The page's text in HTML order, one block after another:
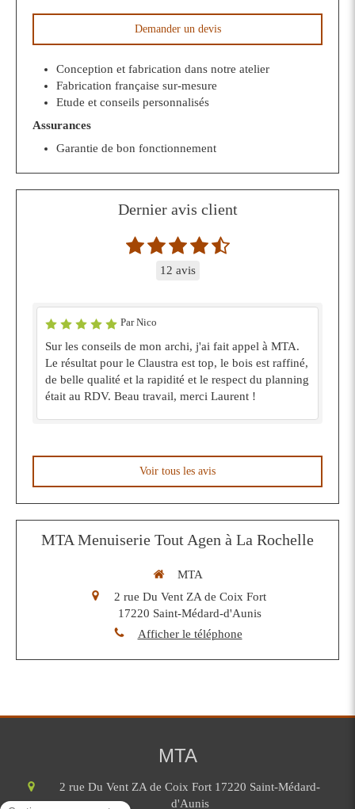
Demander un devis
Conception et fabrication dans notre atelier
Fabrication française sur-mesure
Etude et conseils personnalisés
Assurances
Garantie de bon fonctionnement
Dernier avis client
12 avis
Par Nico
Sur les conseils de mon archi, j'ai fait appel à MTA.
Le résultat pour le Claustra est top, le bois est raffiné,
de belle qualité et la rapidité et le respect du planning
était au RDV. Beau travail, merci Laurent !
Voir tous les avis
MTA Menuiserie Tout Agen à La Rochelle
MTA
2 rue Du Vent ZA de Coix Fort
17220 Saint-Médard-d'Aunis
Afficher le téléphone
MTA
2 rue Du Vent ZA de Coix Fort 17220 Saint-Médard-
d'Aunis